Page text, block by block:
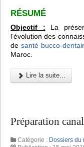
RÉSUMÉ
Objectif : La
l’évolution des
desanté bucco-
Maroc.
Lire la suite...
Préparation
Catégorie : Dossiers du